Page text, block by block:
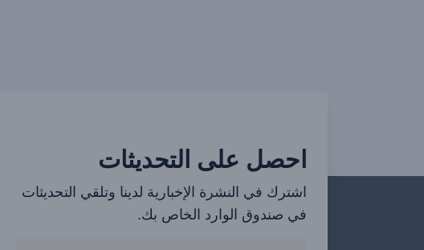
احصل على التحديثات
اشترك في النشرة الإخبارية لدينا وتلقي التحديثات
في صندوق الوارد الخاص بك.